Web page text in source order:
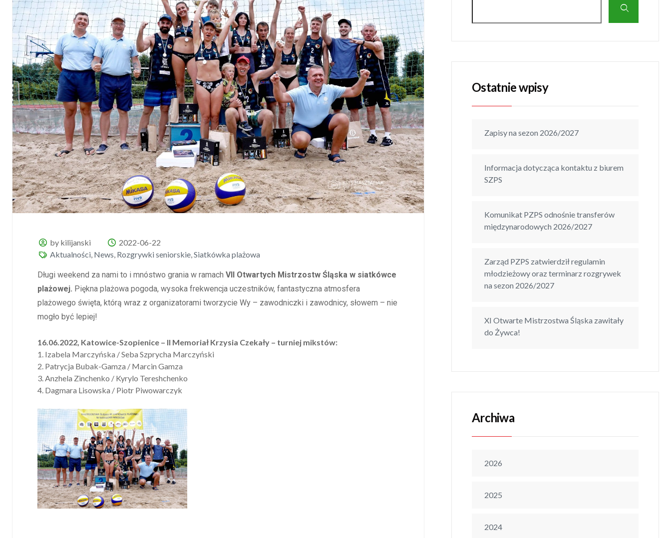
by kilijanski
2022-06-22
Aktualności, News, Rozgrywki seniorskie,Siatkówka plażowa
Długi weekend za nami to i mnóstwo grania w ramach VII Otwartych Mistrzostw Śląska w siatkówce
plażowej. Piękna plażowa pogoda, wysoka frekwencja uczestników, fantastyczna atmosfera
plażowego święta, którą wraz z organizatorami tworzycie Wy – zawodniczki i zawodnicy, słowem – nie
mogło być lepiej!
16.06.2022, Katowice-Szopienice – II Memoriał Krzysia Czekały – turniej mikstów:
1. Izabela Marczyńska / Seba Szprycha Marczyński
2. Patrycja Bubak-Gamza / Marcin Gamza
3. Anzhela Zinchenko / Kyrylo Tereshchenko
4. Dagmara Lisowska / Piotr Piwowarczyk
Ostatnie wpisy
Zapisy na sezon 2026/2027
Informacja dotycząca kontaktu z biurem
SZPS
Komunikat PZPS odnośnie transferów
międzynarodowych 2026/2027
Zarząd PZPS zatwierdził regulamin
młodzieżowy oraz terminarz rozgrywek
na sezon 2026/2027
XI Otwarte Mistrzostwa Śląska zawitały
do Żywca!
Archiwa
2026
2025
2024